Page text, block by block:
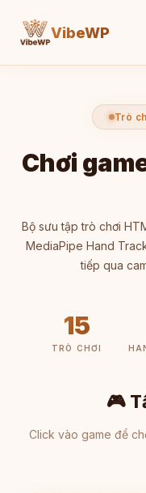
VibeWP
Trò
Chơi
Bộ sưu tập trò chơi
MediaPipe Hand
tiếp qua
15
TRÒ CHƠI
🎮
Click vào game để